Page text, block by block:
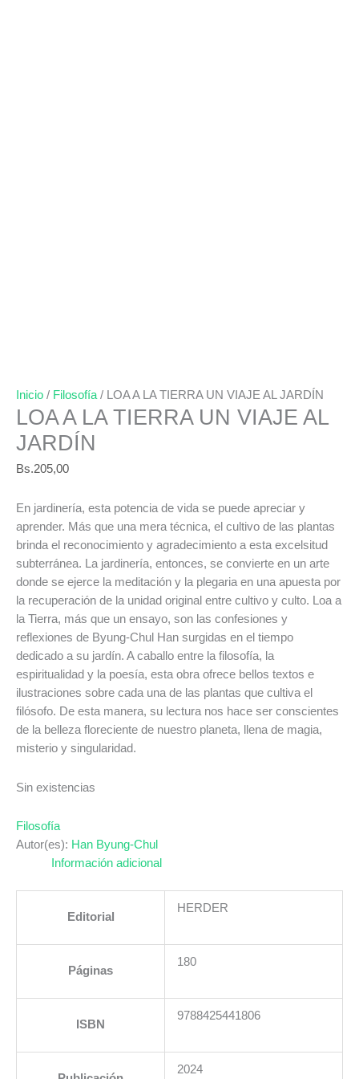
Inicio / Filosofía / LOA A LA TIERRA UN VIAJE AL JARDÍN
LOA A LA TIERRA UN VIAJE AL
JARDÍN
Bs.205,00
En jardinería, esta potencia de vida se puede apreciar y
aprender. Más que una mera técnica, el cultivo de las plantas
brinda el reconocimiento y agradecimiento a esta excelsitud
subterránea. La jardinería, entonces, se convierte en un arte
donde se ejerce la meditación y la plegaria en una apuesta por
la recuperación de la unidad original entre cultivo y culto. Loa a
la Tierra, más que un ensayo, son las confesiones y
reflexiones de Byung-Chul Han surgidas en el tiempo
dedicado a su jardín. A caballo entre la filosofía, la
espiritualidad y la poesía, esta obra ofrece bellos textos e
ilustraciones sobre cada una de las plantas que cultiva el
filósofo. De esta manera, su lectura nos hace ser conscientes
de la belleza floreciente de nuestro planeta, llena de magia,
misterio y singularidad.
Sin existencias
Filosofía
Autor(es): Han Byung-Chul
Información adicional
Editorial
HERDER
Páginas
180
ISBN
9788425441806
2024